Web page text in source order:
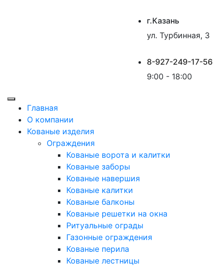
г.Казань
ул. Турбинная, 3
8-927-249-17-56
9:00 - 18:00
Главная
О компании
Кованые изделия
Ограждения
Кованые ворота и калитки
Кованые заборы
Кованые навершия
Кованые калитки
Кованые балконы
Кованые решетки на окна
Ритуальные ограды
Газонные ограждения
Кованые перила
Кованые лестницы